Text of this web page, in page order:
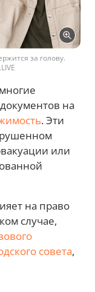
за голову.
на
. Эти
или
на право
случае,
совета,